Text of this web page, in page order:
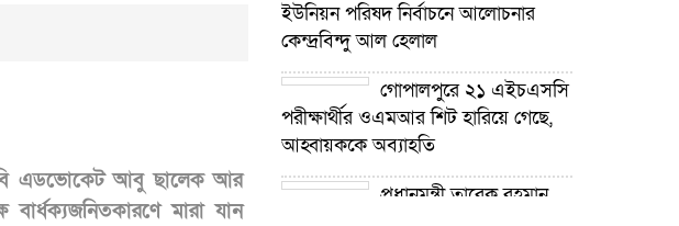
এডভোকেট আবু ছালেক আর
মারা যান
ইউনিয়ন পরিষদ নির্বাচনে আলোচনার
কেন্দ্রবিন্দু আল হেলাল
গোপালপুরে ২১ এইচএসসি
পরীক্ষার্থীর ওএমআর শিট হারিয়ে গেছে,
আহ্বায়ককে অব্যাহতি
প্রধানমন্ত্রী তারেক রহমান